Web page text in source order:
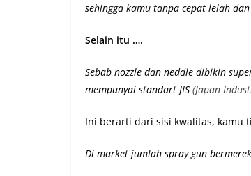
sehingga kamu tanpa cepat lelah
Selain itu ….
Sebab nozzle dan neddle dibikin
mempunyai standart JIS (Japan
Ini berarti dari sisi kwalitas, kamu
Di market jumlah spray gun